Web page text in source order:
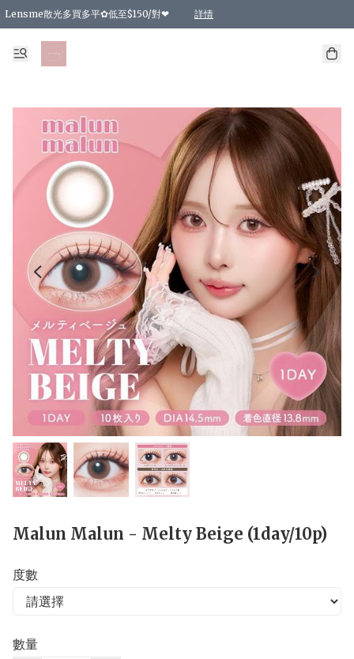
Lensme散光多買多平✿低至$150/對❤ 詳情
台灣Karacon⁩✧日拋 特價清貨❁⃘
日本韓國多款日/月拋現貨☼ 特價❤︎數量有限 售完即止
🇰🇷韓國多款月拋現貨 特價兩對$99✿數量有限 售完即止♫
精選商品，任選買2件或以上9 折；買4件或以上85 折；買6件或以上8 折
精選商品，任選買2件HKD 140.00；買4件HKD 260.00
精選商品，任選買2件HKD 190.00；買4件HKD 360.00
精選商品，任選買2件HKD 110.00；買4件HKD 180.00
精選商品，任選買2件HKD 170.00；買4件HKD 320.00
精選商品，任選買2件或以上減HKD 148.00
精選商品，任選買2件或以上減HKD 148.00
精選商品，任選買2件或以上95 折；買4件或以上9 折；買6件或以上85 折；買8件
精選商品，任選買12件或以上87 折
精選商品，任選買2件或以上減HKD 16.00；買4件或以上減HKD 32.00；買6
精選商品，任選買2件或以上95 折；買4件或以上9 折；買8件或以上85 折；買12
購物滿 HKD 800.00即享免運費優惠！（適用於 特定的送貨方式 )
Malun Malun - Melty Beige (1day/10p)
度數
數量